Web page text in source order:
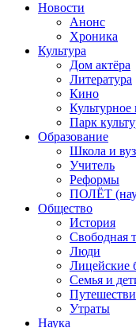
Новости
Анонс
Хроника
Культура
Дом актёра
Литература
Кино
Культурное
Парк
Образование
Школа и вуз
Учитель
Реформы
ПОЛЁТ
Общество
История
Свободная
Люди
Лицейские
Семья и
Утраты
Наука